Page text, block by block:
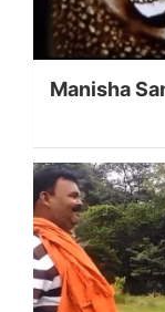
Manisha